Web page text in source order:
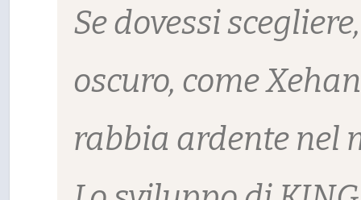
Se dovessi
oscuro, come
rabbia ardente nel